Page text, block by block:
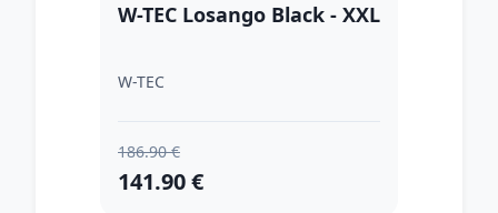
W-TEC Losango Black - XXL
W-TEC
186.90 €
141.90 €